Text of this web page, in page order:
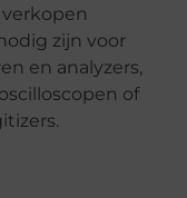
zijn voor
en analyzers,
of